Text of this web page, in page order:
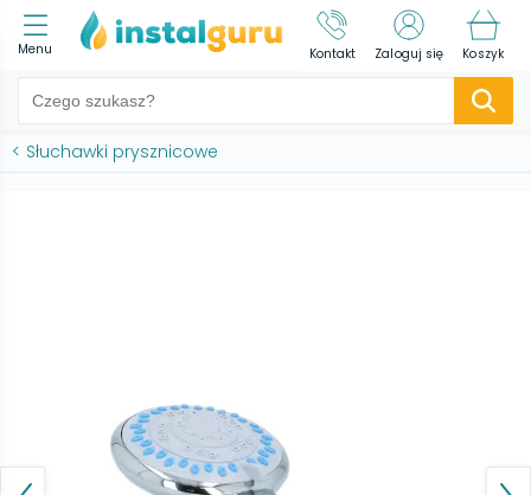
Menu Kontakt Zaloguj się Koszyk
< Słuchawki prysznicowe